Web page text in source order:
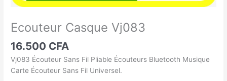
Ecouteur Casque Vj083
16.500 CFA
Vj083 Écouteur Sans Fil Pliable Écouteurs Bluetooth Musique
Carte Écouteur Sans Fil Universel.